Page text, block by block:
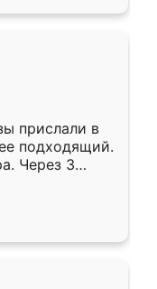
прислали в
подходящий.
Через 3
Остались